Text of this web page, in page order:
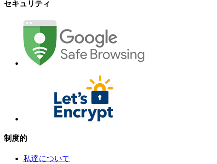
セキュリティ
制度的
私達について